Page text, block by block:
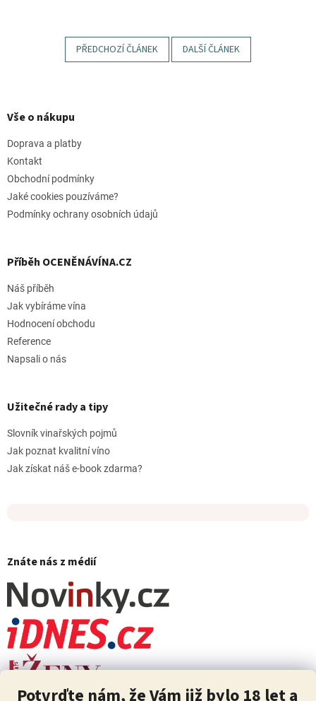
Potvrďte nám, že Vám již bylo 18 let a
PŘEDCHOZÍ ČLÁNEK DALŠÍ ČLÁNEK
pVše o nákupu
Doprava a platby
Kontakt
Obchodní podmínky
Jaké cookies pouzíváme?
Podmínky ochrany osobních údajů
Příběh OCENĚNÁVÍNA.CZ
Náš příběh
Jak vybíráme vína
Hodnocení obchodu
Reference
Napsali o nás
Užitečné rady a tipy
Slovník vinařských pojmů
Jak poznat kvalitní víno
Jak získat náš e-book zdarma?
Znáte nás z médií